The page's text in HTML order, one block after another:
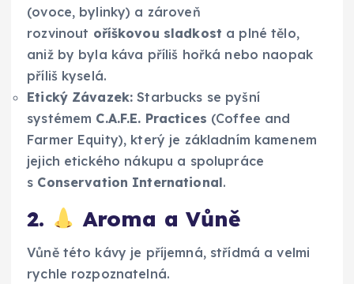
(ovoce, bylinky) a zároveň
rozvinout oříškovou sladkost a plné tělo,
aniž by byla káva příliš hořká nebo naopak
příliš kyselá.
Etický Závazek: Starbucks se pyšní
systémem C.A.F.E. Practices (Coffee and
Farmer Equity), který je základním kamenem
jejich etického nákupu a spolupráce
s Conservation International.
2. Aroma a Vůně
Vůně této kávy je příjemná, střídmá a velmi
rychle rozpoznatelná.